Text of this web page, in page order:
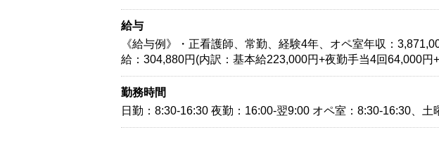
給与
《給与例》・正看護師、常勤、経験4年、オペ室年収：
給：304,880円(内訳：基本給223,000円+夜勤手当4回64,000円
勤務時間
日勤：8:30-16:30 夜勤：16:00-翌9:00 オペ室：8:30-16:30、土